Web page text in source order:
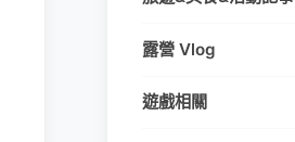
露營 Vlog
遊戲相關